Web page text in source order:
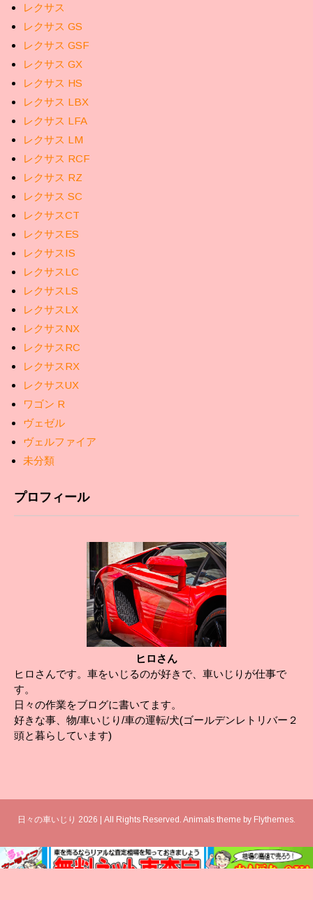
レクサス
レクサス GS
レクサス GSF
レクサス GX
レクサス HS
レクサス LBX
レクサス LFA
レクサス LM
レクサス RCF
レクサス RZ
レクサス SC
レクサスCT
レクサスES
レクサスIS
レクサスLC
レクサスLS
レクサスLX
レクサスNX
レクサスRC
レクサスRX
レクサスUX
ワゴン R
ヴェゼル
ヴェルファイア
未分類
プロフィール
ヒロさん
ヒロさんです。車をいじるのが好きで、車いじりが仕事で
す。
日々の作業をブログに書いてます。
好きな事、物/車いじり/車の運転/犬(ゴールデンレトリバー２
頭と暮らしています)
日々の車いじり 2026 | All Rights Reserved. Animals theme by Flythemes.